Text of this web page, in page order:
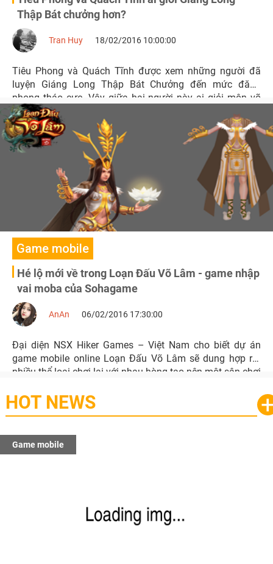
Thập Bát chưởng hơn?
Tran Huy 18/02/2016 10:00:00
Tiêu Phong và Quách Tĩnh được xem những người đã
luyện Giáng Long Thập Bát Chưởng đến mức đăng
phong tháo cực. Vậy giữa hai người này ai giỏi môn võ
công này hơn?
Game mobile
Hé lộ mới về trong Loạn Đấu Võ Lâm - game nhập
vai moba của Sohagame
AnAn 06/02/2016 17:30:00
Đại diện NSX Hiker Games – Việt Nam cho biết dự án
game mobile online Loạn Đấu Võ Lâm sẽ dung hợp rất
nhiều thể loại chơi lại với nhau hòng tạo nên một sân chơi
mãi khám phá.
HOT NEWS
Game mobile